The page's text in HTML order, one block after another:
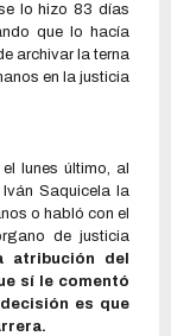
lo hizo 83 días
que lo hacía
archivar la terna
en la justicia
lunes último, al
Saquicela la
o habló con el
de justicia
atribución del
sí le comentó
es que